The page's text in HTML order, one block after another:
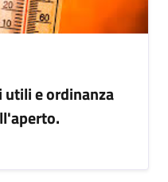
utili e ordinanza